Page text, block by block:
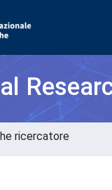
ricercatore